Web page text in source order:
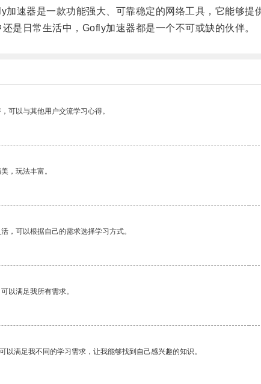
速器是一款功能强大、可靠稳定的网络工具，它能够提
日常生活中，Gofly加速器都是一个不可或缺的伙伴。
可以与其他用户交流学习心得。
，玩法丰富。
，可以根据自己的需求选择学习方式。
以满足我所有需求。
以满足我不同的学习需求，让我能够找到自己感兴趣的知识。